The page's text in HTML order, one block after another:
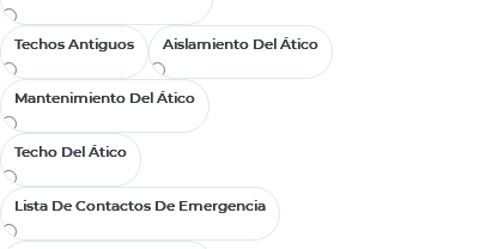
Techos Antiguos
Techos Antiguos Aislamiento Del Ático
Aislamiento Del Ático
Mantenimiento Del Ático
Mantenimiento Del Ático
Techo Del Ático
Techo Del Ático
Lista De Contactos De Emergencia
Lista De Contactos De Emergencia